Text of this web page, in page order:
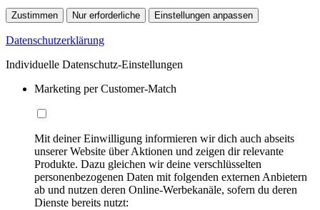
Zustimmen Nur erforderliche Einstellungen anpassen
Datenschutzerklärung
Individuelle Datenschutz-Einstellungen
Marketing per Customer-Match
Mit deiner Einwilligung informieren wir dich auch abseits
unserer Website über Aktionen und zeigen dir relevante
Produkte. Dazu gleichen wir deine verschlüsselten
personenbezogenen Daten mit folgenden externen Anbietern
ab und nutzen deren Online-Werbekanäle, sofern du deren
Dienste bereits nutzt: